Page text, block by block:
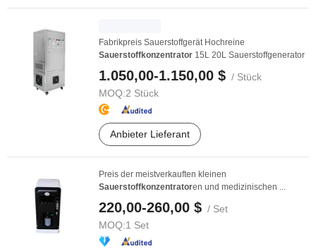
Fabrikpreis Sauerstoffgerät Hochreine
Sauerstoffkonzentrator 15L 20L Sauerstoffgenerator
1.050,00-1.150,00 $ / Stück
MOQ:2 Stück
Anbieter Lieferant
Preis der meistverkauften kleinen
Sauerstoffkonzentratoren und medizinischen ...
220,00-260,00 $ / Set
MOQ:1 Set